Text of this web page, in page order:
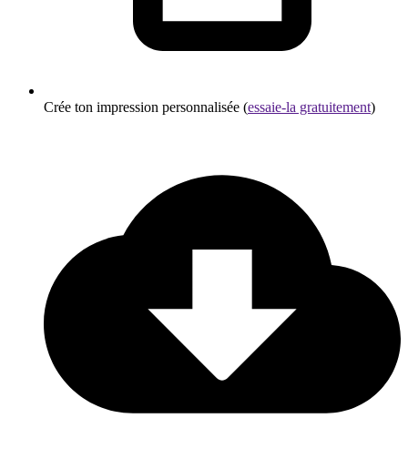
Crée ton impression personnalisée (essaie-la gratuitement)